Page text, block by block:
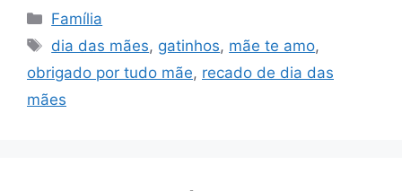
Categorias
Família
Tags
dia das mães, gatinhos, mãe te amo,
obrigado por tudo mãe, recado de dia das
mães